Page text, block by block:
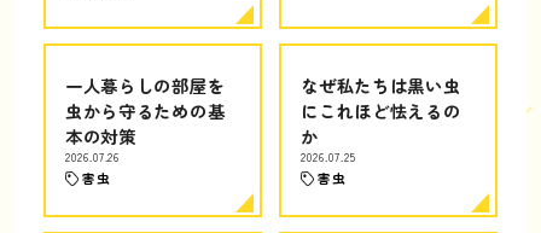
一人暮らしの部屋を
虫から守るための基
本の対策
2026.07.26
害虫
なぜ私たちは黒い虫
にこれほど怯えるの
か
2026.07.25
害虫